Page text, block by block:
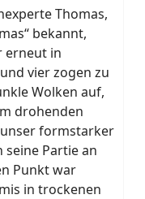
Thomas,
bekannt,
erneut in
vier zogen zu
Wolken auf,
drohenden
formstarker
seine Partie an
Punkt war
in trockenen